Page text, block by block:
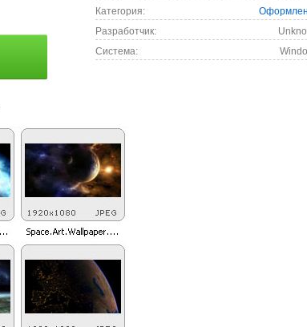
Категория:
Разработчик:
Cистема: